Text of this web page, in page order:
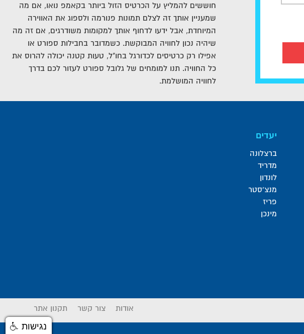
חוששים להמליץ על הכרטיס הזול ביותר בקאמפ נואו, אם מה
שמעניין אותך זה לצלם תמונות פנורמה ולספוג את האווירה
המיוחדת, אבל ידעו לדחוף אותך למקומות משודרגים, אם זה מה
שיהיה נכון לחוויה המבוקשת. כשמדובר בחבילות ספורט או
אפילו רק כרטיסים לכדורגל בחו"ל, טעות קטנה יכולה להרוס את
כל החוויה. תנו למומחים של גלובל ספורט לעזור לכם בדרך
לחוויה המושלמת.
יעדים
ברצלונה
מדריד
לונדון
מנצ'סטר
פריז
מינכן
אודות צור קשר
תקנון אתר
נגישות